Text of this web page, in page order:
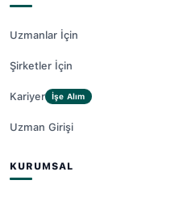
Uzmanlar İçin
Şirketler İçin
Kariyer İşe Alım
Uzman Girişi
KURUMSAL